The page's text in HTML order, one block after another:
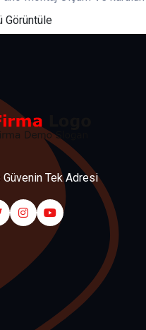
Görüntüle
Güvenin Tek Adresi